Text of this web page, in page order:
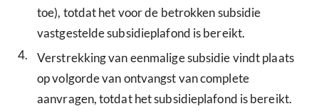
toe), totdat het voor de betrokken subsidie
vastgestelde subsidieplafond is bereikt.
4.
Verstrekking van eenmalige subsidie vindt plaats
op volgorde van ontvangst van complete
aanvragen, totdat het subsidieplafond is bereikt.